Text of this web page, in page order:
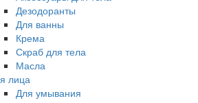
Дезодоранты
Для ванны
Крема
Скраб для тела
Масла
лица
Для умывания